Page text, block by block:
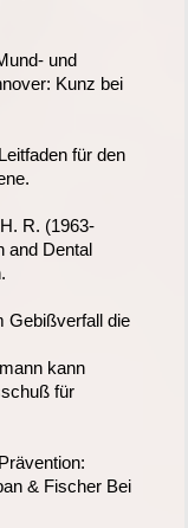
und
Kunz bei
für den
R. (1963-
and Dental
Gebißverfall die
kann
für
& Fischer Bei